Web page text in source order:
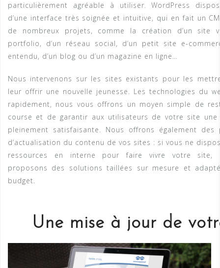
particulièrement agréable à utiliser. WordPress
d’une interface très soignée et intuitive, qui en fait un
de nombreux projets, comme la création d’un site
portfolio, d’un réseau social, d’un petit site e-
entendu, d’un blog ou d’un magazine en ligne…
Nous intervenons sur les sites existants pour les
leur offrir une nouvelle jeunesse. Les technologies du
rapidement, nous vous offrons un moyen simple de
course et de garantir aux utilisateurs de votre site une
pleinement satisfaisante. Nous offrons également des
d’actualisation du contenu de vos sites : si vous ne
ressources en interne pour faire vivre votre site,
proposons des solutions taillées sur mesure et
budget.
Une mise à jour de